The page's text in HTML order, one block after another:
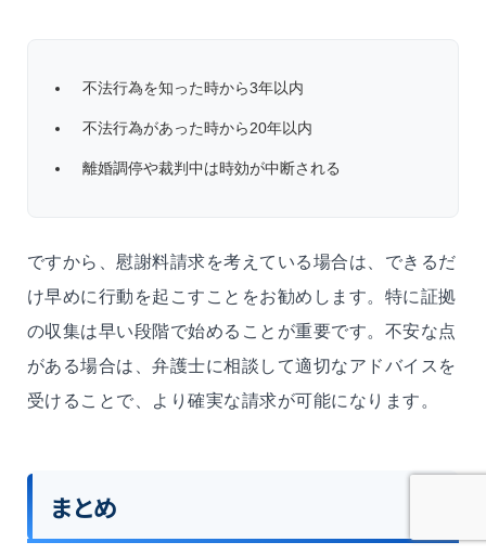
不法行為を知った時から3年以内
不法行為があった時から20年以内
離婚調停や裁判中は時効が中断される
ですから、慰謝料請求を考えている場合は、できるだ
け早めに行動を起こすことをお勧めします。特に証拠
の収集は早い段階で始めることが重要です。不安な点
がある場合は、弁護士に相談して適切なアドバイスを
受けることで、より確実な請求が可能になります。
まとめ